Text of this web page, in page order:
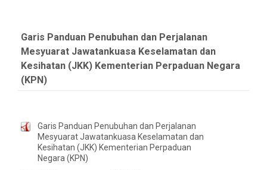
Garis Panduan Penubuhan dan Perjalanan
Mesyuarat Jawatankuasa Keselamatan dan
Kesihatan (JKK) Kementerian Perpaduan Negara
(KPN)
Garis Panduan Penubuhan dan Perjalanan
Mesyuarat Jawatankuasa Keselamatan dan
Kesihatan (JKK) Kementerian Perpaduan
Negara (KPN)